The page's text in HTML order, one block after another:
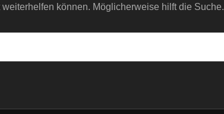
können. Möglicherweise hilft die Suche.